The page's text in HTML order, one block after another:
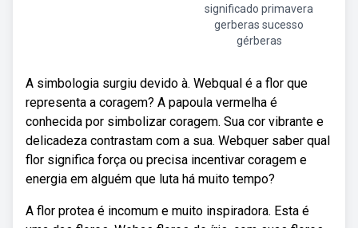
significado primavera
gerberas sucesso
gérberas
A simbologia surgiu devido à. Webqual é a flor que
representa a coragem? A papoula vermelha é
conhecida por simbolizar coragem. Sua cor vibrante e
delicadeza contrastam com a sua. Webquer saber qual
flor significa força ou precisa incentivar coragem e
energia em alguém que luta há muito tempo?
A flor protea é incomum e muito inspiradora. Esta é